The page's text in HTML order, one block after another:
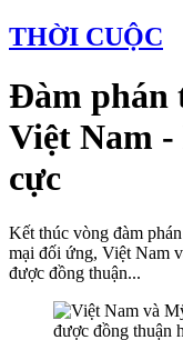
THỜI CUỘC
Đàm phán
Việt Nam
cực
Kết thúc vòng đàm
mại đối ứng, Việt Nam
được đồng thuận...